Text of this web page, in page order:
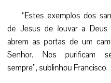
“Estes exemplos dos
de Jesus de louvar a
abrem as portas de um
Senhor. Nos purificam
sempre”, sublinhou Francisco.